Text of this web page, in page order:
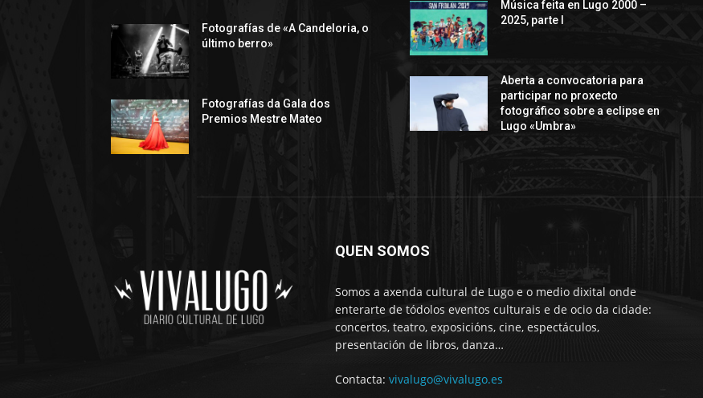
Fotografías de «A Candeloria, o
último berro»
Fotografías da Gala dos
Premios Mestre Mateo
Música feita en Lugo 2000 –
2025, parte I
Aberta a convocatoria para
participar no proxecto
fotográfico sobre a eclipse en
Lugo «Umbra»
QUEN SOMOS
Somos a axenda cultural de Lugo e o medio dixital onde
enterarte de tódolos eventos culturais e de ocio da cidade:
concertos, teatro, exposicións, cine, espectáculos,
presentación de libros, danza…
Contacta: vivalugo@vivalugo.es